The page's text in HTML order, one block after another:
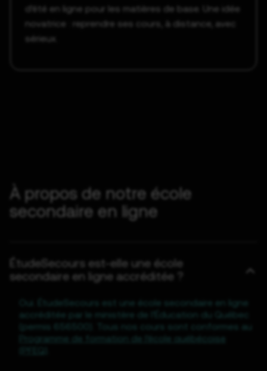
d’été en ligne pour les matières de base. Une idée
novatrice : reprendre ses cours, à distance, avec
sérieux.
À propos de notre école
secondaire en ligne
ÉtudeSecours est-elle une école
secondaire en ligne accréditée ?
Oui. ÉtudeSecours est une école secondaire en ligne
accréditée par le ministère de l’Éducation du Québec
(permis 656500). Tous nos cours sont conformes au
Programme de formation de l’école québécoise